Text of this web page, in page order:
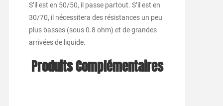
S’il est en 50/50, il passe partout. S’il est en
30/70, il nécessitera des résistances un peu
plus basses (sous 0.8 ohm) et de grandes
arrivées de liquide.
Produits Complémentaires